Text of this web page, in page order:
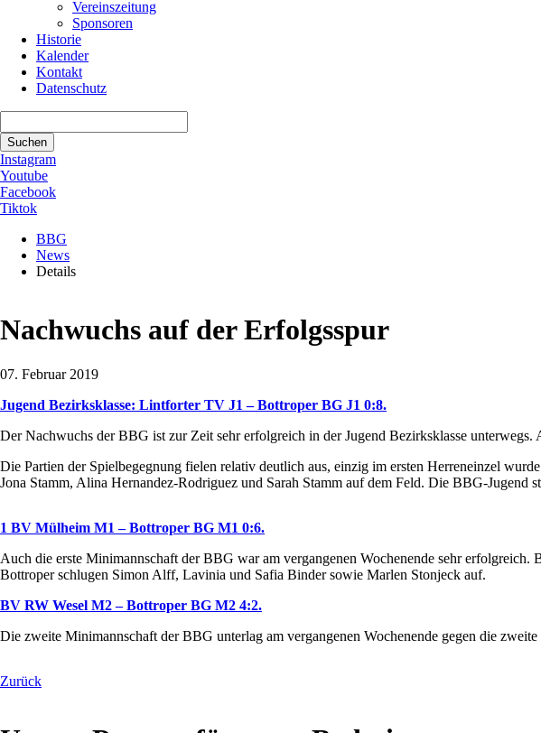
Vereinszeitung
Sponsoren
Historie
Kalender
Kontakt
Datenschutz
Suchen
Instagram
Youtube
Facebook
Tiktok
BBG
News
Details
Nachwuchs auf der Erfolgsspur
07. Februar 2019
Jugend Bezirksklasse: Lintforter TV J1 – Bottroper BG J1 0:8.
Der Nachwuchs der BBG ist zur Zeit sehr erfolgreich in der Jugend Bezirksklasse
Die Partien der Spielbegegnung fielen relativ deutlich aus, einzig im ersten Herreneinzel
Jona Stamm, Alina Hernandez-Rodriguez und Sarah Stamm auf dem Feld. Die BBG-Jugend
1 BV Mülheim M1 – Bottroper BG M1 0:6.
Auch die erste Minimannschaft der BBG war am vergangenen Wochenende sehr
Bottroper schlugen Simon Alff, Lavinia und Safia Binder sowie Marlen Stonjeck auf.
BV RW Wesel M2 – Bottroper BG M2 4:2.
Die zweite Minimannschaft der BBG unterlag am vergangenen Wochenende gegen die
Zurück